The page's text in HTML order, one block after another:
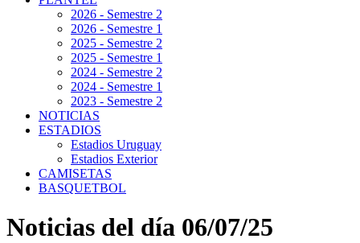
2026 - Semestre 2
2026 - Semestre 1
2025 - Semestre 2
2025 - Semestre 1
2024 - Semestre 2
2024 - Semestre 1
2023 - Semestre 2
NOTICIAS
ESTADIOS
Estadios Uruguay
Estadios Exterior
CAMISETAS
BASQUETBOL
Noticias del día 06/07/25